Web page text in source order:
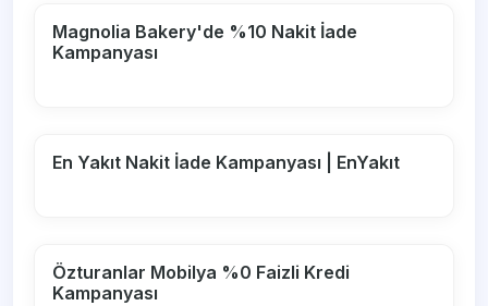
Magnolia Bakery'de %10 Nakit İade
Kampanyası
En Yakıt Nakit İade Kampanyası | EnYakıt
Özturanlar Mobilya %0 Faizli Kredi
Kampanyası